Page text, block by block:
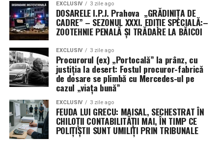
EXCLUSIV 3 zile ago
DOSARELE I.P.J. Prahova „GRĂDINIȚA DE
CADRE” – SEZONUL XXXI. EDIȚIE SPECIALĂ:–
ZOOTEHNIE PENALĂ ȘI TRĂDARE LA BĂICOI
EXCLUSIV 3 zile ago
Procurorul (ex) „Portocală” la prânz, cu
justiția la desert: Fostul procuror-fabrică
de dosare se plimbă cu Mercedes-ul pe
cazul „viața bună”
EXCLUSIV 3 zile ago
FEUDA LUI GRECU: MAISAL, SECHESTRAT ÎN
CHILOȚII CONTABILITĂȚII MAI, ÎN TIMP CE
POLIȚIȘTII SUNT UMILIȚI PRIN TRIBUNALE